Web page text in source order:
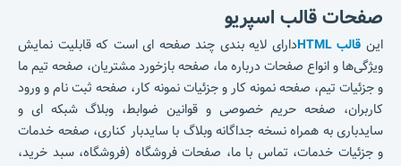
صفحاتقالب اسپریو
این قالب HTML
دارای لایه بندی چند صفحه ای است که قابلیت نمایش
ویژگی‌ها و انواع صفحات درباره ما، صفحه بازخورد مشتریان، صفحه تیم ما
و جزئیات تیم، صفحه نمونه کار و جزئیات نمونه کار، صفحه ثبت نام و ورود
کاربران، صفحه حریم خصوصی و قوانین ضوابط، وبلاگ شبکه ای و
سایدباری به همراه نسخه جداگانه وبلاگ با سایدبار کناری، صفحه خدمات
و جزئیات خدمات، تماس با ما، صفحات فروشگاه (فروشگاه، سبد خرید،